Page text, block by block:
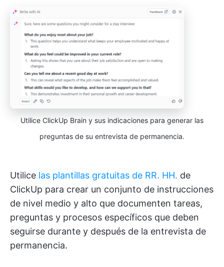
Utilice ClickUp Brain y sus indicaciones para generar las
preguntas de su entrevista de permanencia.
Utilice las plantillas gratuitas de RR. HH. de
ClickUp para crear un conjunto de instrucciones
de nivel medio y alto que documenten tareas,
preguntas y procesos específicos que deben
seguirse durante y después de la entrevista de
permanencia.